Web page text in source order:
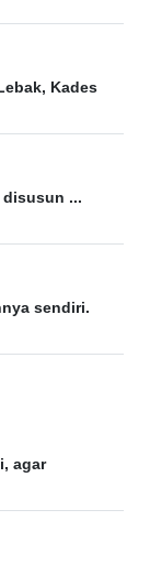
Kades
...
sendiri.
agar